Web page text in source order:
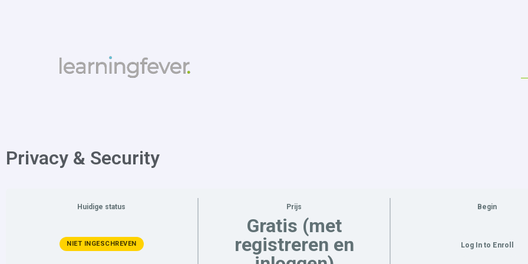
Privacy & Security
Huidige status
NIET INGESCHREVEN
Prijs
Gratis (met
registreren en
Begin
Log In to Enroll